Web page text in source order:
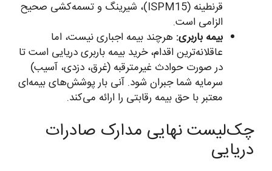
قرنطینه (ISPM15)، شیرینگ و تسمه‌کشی صحیح
الزامی است.
بیمه باربری: هرچند بیمه اجباری نیست، اما
عاقلانه‌ترین اقدام، خرید بیمه باربری دریایی است تا
در صورت حوادث غیرمترقبه (غرق، دزدی، آسیب)
سرمایه شما جبران شود. آنی بار پوشش‌های بیمه‌ای
معتبر با حق بیمه رقابتی را ارائه می‌کند.
چک‌لیست نهایی مدارک صادرات
دریایی